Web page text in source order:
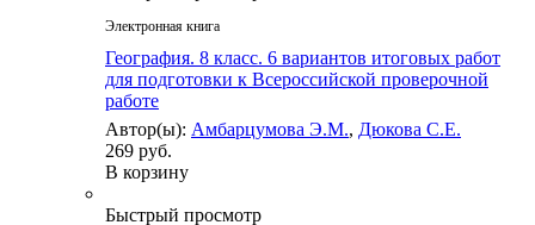
Электронная книга
География. 8 класс. 6 вариантов итоговых работ
для подготовки к Всероссийской проверочной
работе
Автор(ы): Амбарцумова Э.М., Дюкова С.Е.
269 руб.
В корзину
Быстрый просмотр